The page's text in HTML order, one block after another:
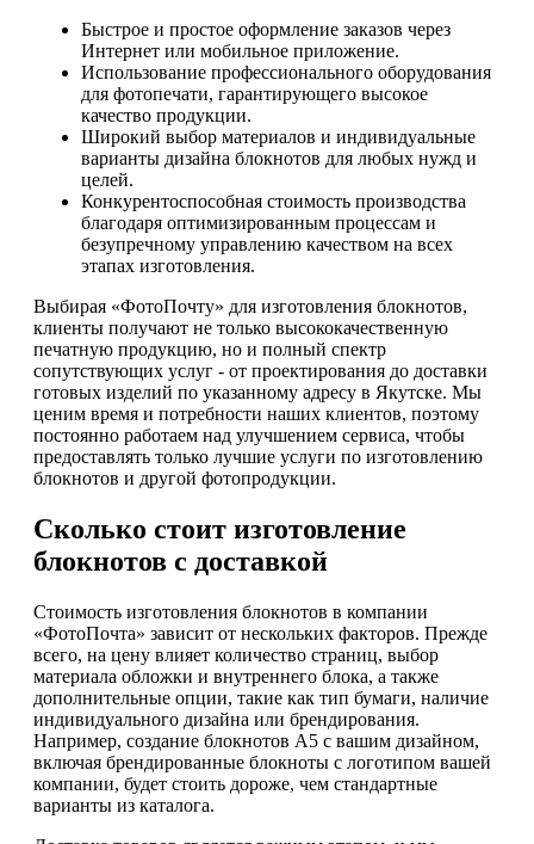
Быстрое и простое оформление заказов через
Интернет или мобильное приложение.
Использование профессионального оборудования
для фотопечати, гарантирующего высокое
качество продукции.
Широкий выбор материалов и индивидуальные
варианты дизайна блокнотов для любых нужд и
целей.
Конкурентоспособная стоимость производства
благодаря оптимизированным процессам и
безупречному управлению качеством на всех
этапах изготовления.
Выбирая «ФотоПочту» для изготовления блокнотов,
клиенты получают не только высококачественную
печатную продукцию, но и полный спектр
сопутствующих услуг - от проектирования до доставки
готовых изделий по указанному адресу в Якутске. Мы
ценим время и потребности наших клиентов, поэтому
постоянно работаем над улучшением сервиса, чтобы
предоставлять только лучшие услуги по изготовлению
блокнотов и другой фотопродукции.
Сколько стоит изготовление
блокнотов с доставкой
Стоимость изготовления блокнотов в компании
«ФотоПочта» зависит от нескольких факторов. Прежде
всего, на цену влияет количество страниц, выбор
материала обложки и внутреннего блока, а также
дополнительные опции, такие как тип бумаги, наличие
индивидуального дизайна или брендирования.
Например, создание блокнотов А5 с вашим дизайном,
включая брендированные блокноты с логотипом вашей
компании, будет стоить дороже, чем стандартные
варианты из каталога.